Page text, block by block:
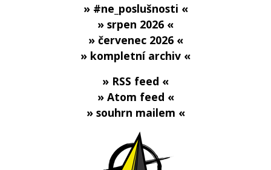
» #ne_poslušnosti «
» srpen 2026 «
» červenec 2026 «
» kompletní archiv «
» RSS feed «
» Atom feed «
» souhrn mailem «